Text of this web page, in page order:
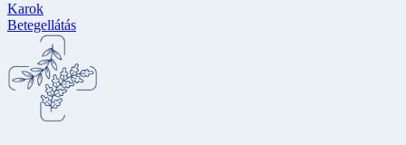
Karok
Betegellátás